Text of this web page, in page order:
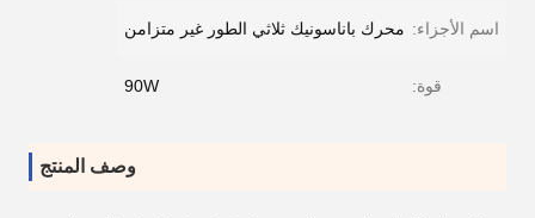
اسم الأجزاء: محرك باناسونيك ثلاثي الطور غير متزامن
قوة: 90W
وصف المنتج